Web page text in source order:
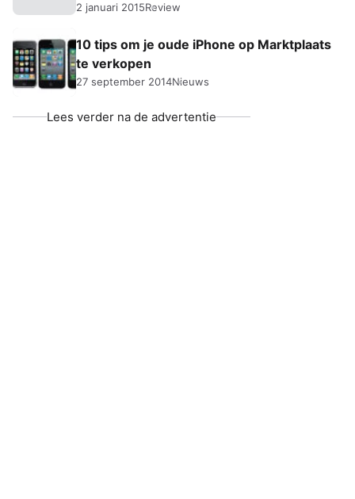
2 januari 2015Review
10 tips om je oude iPhone op Marktplaats
te verkopen
27 september 2014Nieuws
Lees verder na de advertentie